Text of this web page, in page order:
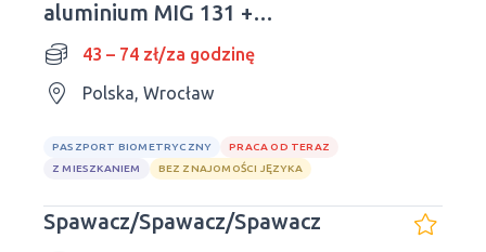
aluminium MIG 131 +
pośrednictwo pracy!
43 – 74 zł/za godzinę
Polska, Wrocław
PASZPORT BIOMETRYCZNY
PRACA OD TERAZ
Z MIESZKANIEM
BEZ ZNAJOMOŚCI JĘZYKA
Spawacz/Spawacz/Spawacz